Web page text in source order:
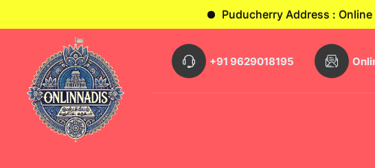
Puducherry Address : Online
+91 9629018195